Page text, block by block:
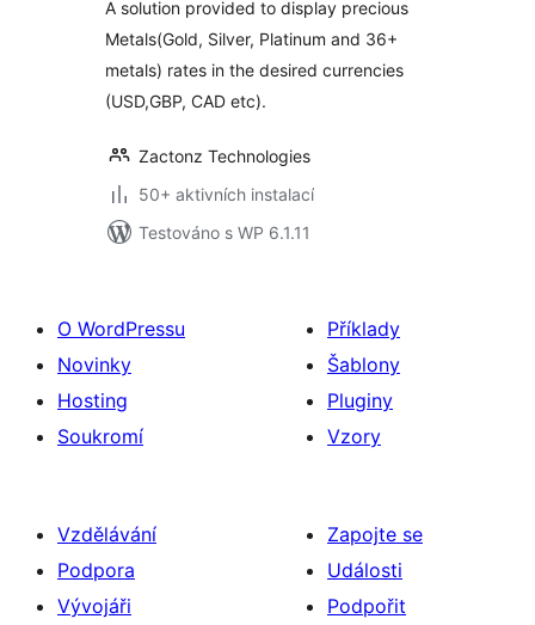
A solution provided to display precious
Metals(Gold, Silver, Platinum and 36+
metals) rates in the desired currencies
(USD,GBP, CAD etc).
Zactonz Technologies
50+ aktivních instalací
Testováno s WP 6.1.11
O WordPressu
Novinky
Hosting
Soukromí
Příklady
Šablony
Pluginy
Vzory
Vzdělávání
Podpora
Vývojáři
Zapojte se
Události
Podpořit